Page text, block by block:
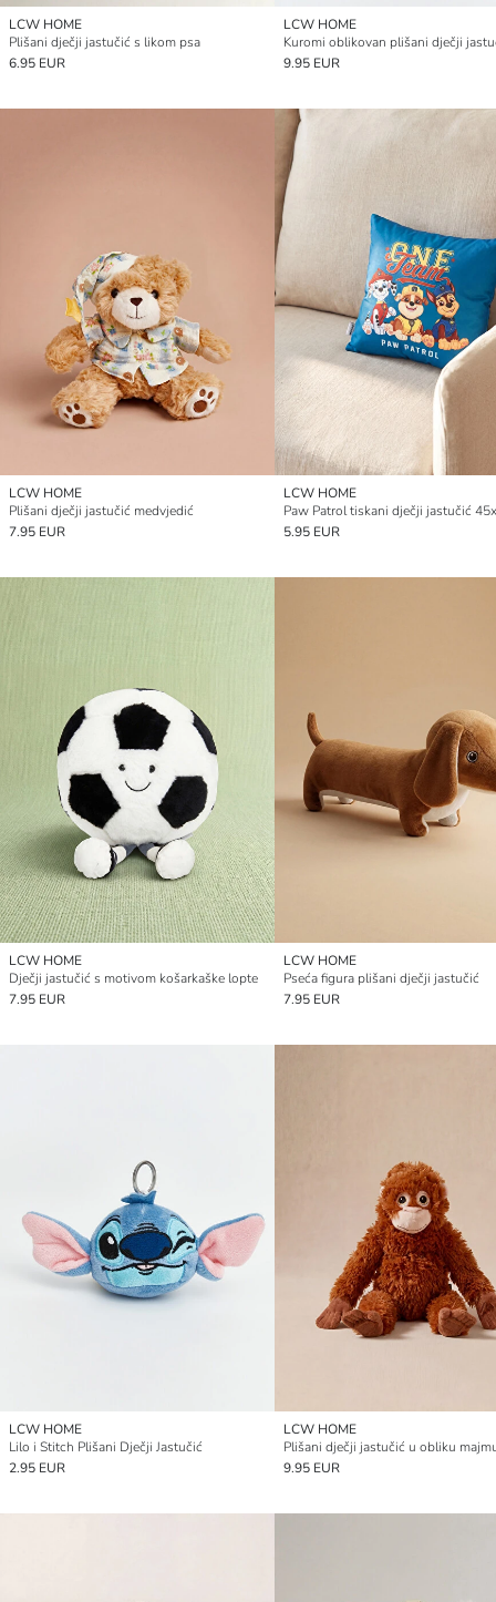
LCW HOME
Plišani dječji jastučić s likom psa
6.95 EUR
LCW HOME
Kuromi oblikovan plišani dječji
9.95 EUR
LCW HOME
Plišani dječji jastučić medvjedić
7.95 EUR
LCW HOME
Paw Patrol tiskani dječji jastučić
5.95 EUR
LCW HOME
Dječji jastučić s motivom košarkaške lopte
7.95 EUR
LCW HOME
Pseća figura plišani dječji jastučić
7.95 EUR
LCW HOME
Lilo i Stitch Plišani Dječji Jastučić
2.95 EUR
LCW HOME
Plišani dječji jastučić u obliku
9.95 EUR